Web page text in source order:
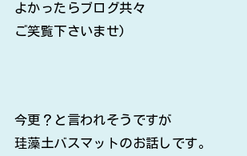
よかったらブログ共々
ご笑覧下さいませ)
今更？と言われそうですが
珪藻土バスマットのお話しです。